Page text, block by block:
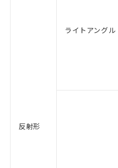
反射形
ライトアングル